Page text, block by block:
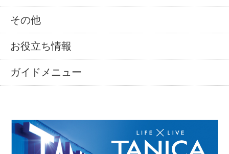
その他
お役立ち情報
ガイドメニュー